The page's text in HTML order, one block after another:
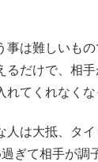
事は難しいも
るだけで、相
れてくれなくな
人は大抵、タ
ぎて相手が調